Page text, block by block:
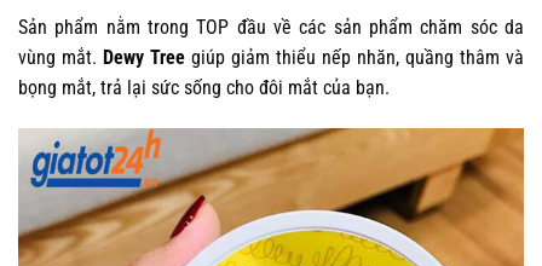
Sản phẩm nằm trong TOP đầu về các sản phẩm chăm sóc da
vùng mắt. Dewy Tree giúp giảm thiểu nếp nhăn, quầng thâm và
bọng mắt, trả lại sức sống cho đôi mắt của bạn.